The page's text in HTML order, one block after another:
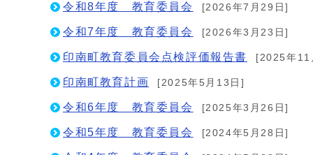
令和8年度 教育委員会 [2026年7月29日]
令和7年度 教育委員会 [2026年3月23日]
印南町教育委員会点検評価報告書 [2025年11
印南町教育計画 [2025年5月13日]
令和6年度 教育委員会 [2025年3月26日]
令和5年度 教育委員会 [2024年5月28日]